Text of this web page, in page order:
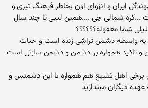
ایران و انزوای اون بخاطر فرهنگ تبری و
...کره شمالی چی ....همین لیبی تا چند سال
شما معقوله؟؟؟؟؟؟
به واسطه دشمن تراشی زنده است و حیات
تاکید همواره بر دشمن و دشمن سازثی است
اهل تشیع هم همواره با این دشمنس و
دیگران میندازید